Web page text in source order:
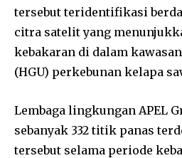
tersebut teridentifikasi
citra satelit yang
kebakaran di dalam
(HGU) perkebunan kelapa
Lembaga lingkungan APEL
sebanyak 332 titik panas
tersebut selama periode